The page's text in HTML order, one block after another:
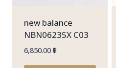
new balance
NBN06235X C03
6,850.00฿